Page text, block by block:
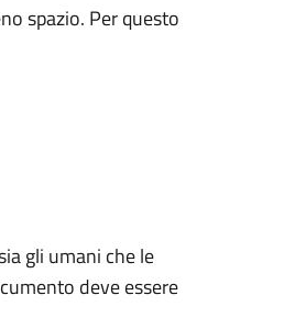
spazio. Per questo
gli umani che le
deve essere